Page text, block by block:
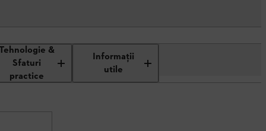
&
Sfaturi
practice
Informaţii
utile